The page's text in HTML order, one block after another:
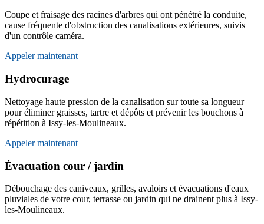
Coupe et fraisage des racines d'arbres qui ont pénétré la conduite,
cause fréquente d'obstruction des canalisations extérieures, suivis
d'un contrôle caméra.
Appeler maintenant
Hydrocurage
Nettoyage haute pression de la canalisation sur toute sa longueur
pour éliminer graisses, tartre et dépôts et prévenir les bouchons à
répétition à Issy-les-Moulineaux.
Appeler maintenant
Évacuation cour / jardin
Débouchage des caniveaux, grilles, avaloirs et évacuations d'eaux
pluviales de votre cour, terrasse ou jardin qui ne drainent plus à Issy-
les-Moulineaux.